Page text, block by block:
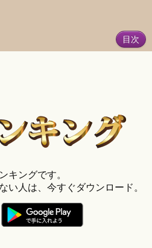
目次
キングです。
い人は、今すぐダウンロード。